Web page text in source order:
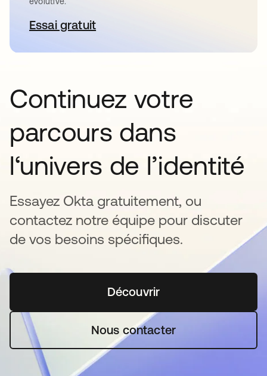
Essai gratuits’ouvre dans un nouvel onglet
Continuez votre
parcours dans
l‘univers de l’identité
Essayez Okta gratuitement, ou
contactez notre équipe pour discuter
de vos besoins spécifiques.
Découvrirs’ouvre dans un nouvel
Nous contacter